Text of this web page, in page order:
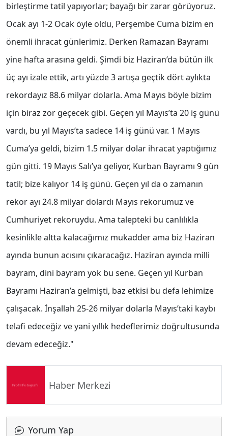
birleştirme tatil yapıyorlar; bayağı bir zarar görüyoruz.
Ocak ayı 1-2 Ocak öyle oldu, Perşembe Cuma bizim en
önemli ihracat günlerimiz. Derken Ramazan Bayramı
yine hafta arasına geldi. Şimdi biz Haziran’da bütün ilk
üç ayı izale ettik, artı yüzde 3 artışa geçtik dört aylıkta
rekordayız 88.6 milyar dolarla. Ama Mayıs böyle bizim
için biraz zor geçecek gibi. Geçen yıl Mayıs’ta 20 iş günü
vardı, bu yıl Mayıs’ta sadece 14 iş günü var. 1 Mayıs
Cuma’ya geldi, bizim 1.5 milyar dolar ihracat yaptığımız
gün gitti. 19 Mayıs Salı’ya geliyor, Kurban Bayramı 9 gün
tatil; bize kalıyor 14 iş günü. Geçen yıl da o zamanın
rekor ayı 24.8 milyar dolardı Mayıs rekorumuz ve
Cumhuriyet rekoruydu. Ama talepteki bu canlılıkla
kesinlikle altta kalacağımız mukadder ama biz Haziran
ayında bunun acısını çıkaracağız. Haziran ayında milli
bayram, dini bayram yok bu sene. Geçen yıl Kurban
Bayramı Haziran’a gelmişti, baz etkisi bu defa lehimize
çalışacak. İnşallah 25-26 milyar dolarla Mayıs’taki kaybı
telafi edeceğiz ve yani yıllık hedeflerimiz doğrultusunda
devam edeceğiz."
Haber Merkezi
Yorum Yap